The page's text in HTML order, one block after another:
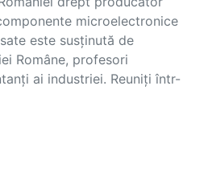
microelectronice
este susținută de
Române, profesori
ai industriei. Reuniți într-